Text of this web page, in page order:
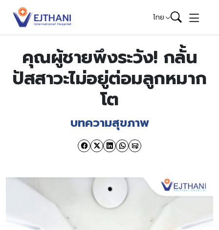
Skip to content
ไทย
คุณผู้ชายพึงระวัง! กลั้น
ปัสสาวะไม่อยู่ต่อมลูกหมาก
โต
บทความสุขภาพ